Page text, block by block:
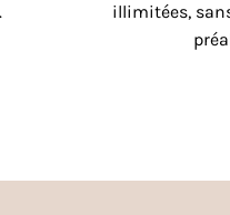
illimitées,